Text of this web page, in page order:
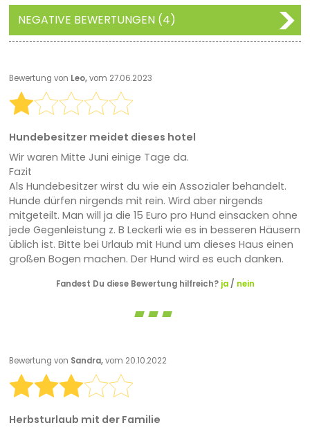
NEGATIVE BEWERTUNGEN (4)
Bewertung von Leo,vom 27.06.2023
Hundebesitzer meidet dieses hotel
Wir waren Mitte Juni einige Tage da.
Fazit
Als Hundebesitzer wirst du wie ein Assozialer behandelt.
Hunde dürfen nirgends mit rein. Wird aber nirgends
mitgeteilt. Man will ja die 15 Euro pro Hund einsacken ohne
jede Gegenleistung z. B Leckerli wie es in besseren Häusern
üblich ist. Bitte bei Urlaub mit Hund um dieses Haus einen
großen Bogen machen. Der Hund wird es euch danken.
Fandest Du diese Bewertung hilfreich? ja/ nein
Bewertung von Sandra,vom 20.10.2022
Herbsturlaub mit der Familie